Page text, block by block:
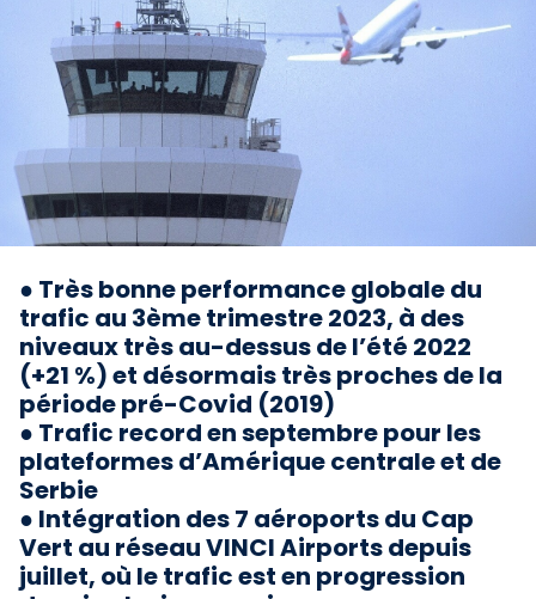
● Très bonne performance globale du
trafic au 3ème trimestre 2023, à des
niveaux très au-dessus de l’été 2022
(+21 %) et désormais très proches de la
période pré-Covid (2019)
● Trafic record en septembre pour les
plateformes d’Amérique centrale et de
Serbie
● Intégration des 7 aéroports du Cap
Vert au réseau VINCI Airports depuis
juillet, où le trafic est en progression